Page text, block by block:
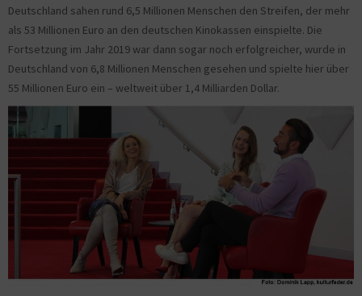
Deutschland sahen rund 6,5 Millionen Menschen den Streifen, der mehr
als 53 Millionen Euro an den deutschen Kinokassen einspielte. Die
Fortsetzung im Jahr 2019 war dann sogar noch erfolgreicher, wurde in
Deutschland von 6,8 Millionen Menschen gesehen und spielte hier über
55 Millionen Euro ein – weltweit über 1,4 Milliarden Dollar.